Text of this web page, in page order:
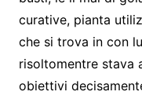
curative, pianta
che si trova in con
risoltomentre stava
obiettivi